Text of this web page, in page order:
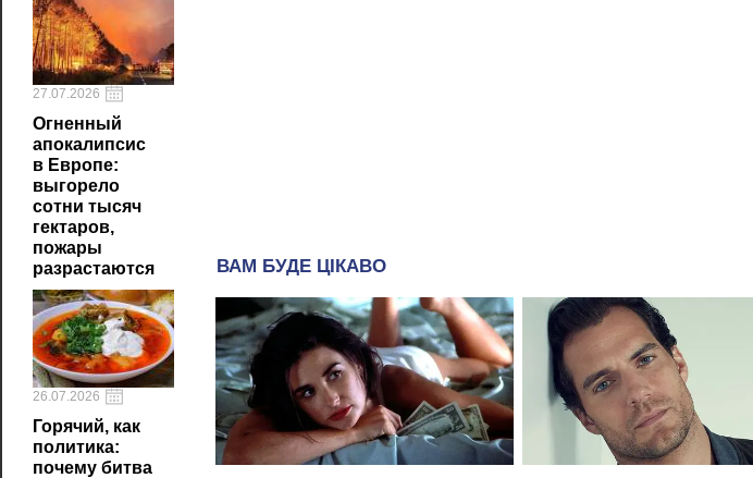
27.07.2026
Огненный
апокалипсис
в Европе:
выгорело
сотни тысяч
гектаров,
пожары
разрастаются
26.07.2026
Горячий, как
политика:
почему битва